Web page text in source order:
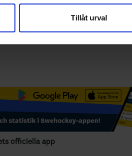
Vi vidarebefordrar även sådana
analysföretag som vi samarbetar
eller som de har
Tillåt urval
officiella app